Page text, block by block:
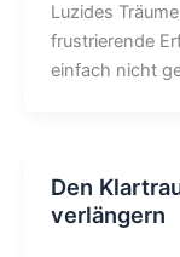
Luzides
frustrierende
einfach nicht
Den
verlängern